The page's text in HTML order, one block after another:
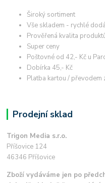
Široký sortiment
Vše skladem - rychlé
Prověřená kvalita
Super ceny
Poštovné od 42,- Kč u
Dobírka 45,- Kč
Platba kartou / převodem
Prodejní sklad
Trigon Media s.r.o.
Příšovice 124
46346 Příšovice
Zboží vydáváme jen po